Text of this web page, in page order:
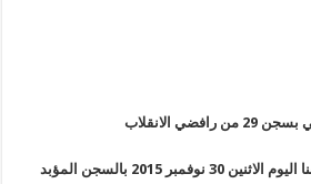
الانقلاب
قضت المحكمة العسكرية بقنا اليوم الاثنين 30 نوفمبر 2015 بالسجن المؤبد